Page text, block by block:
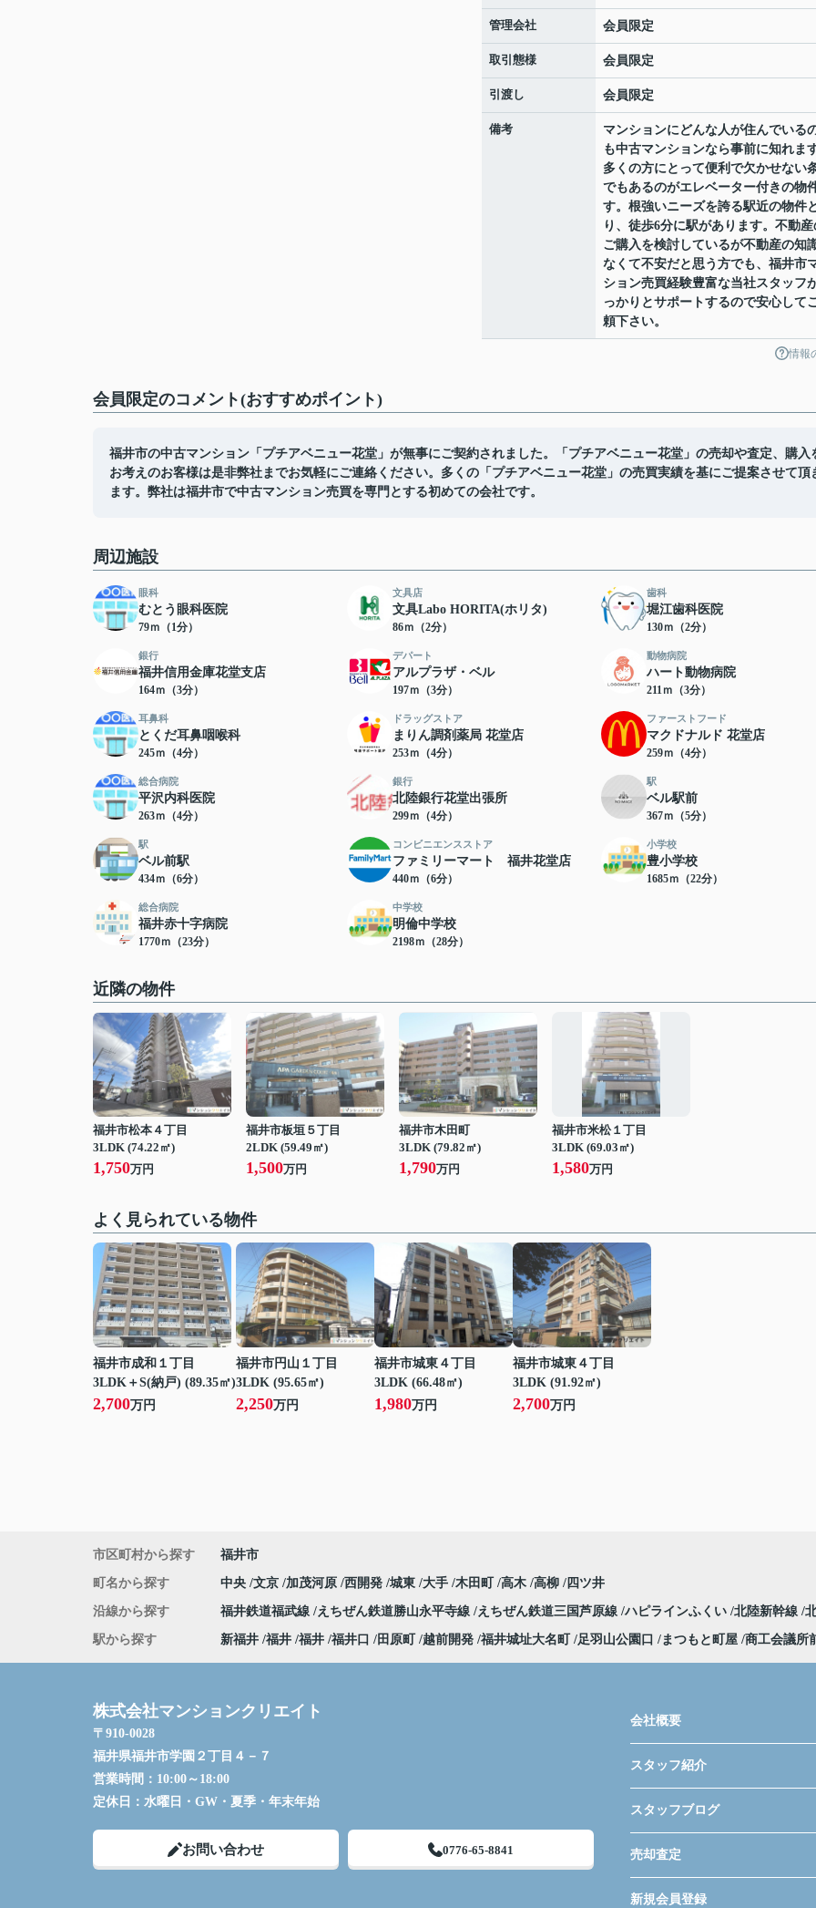
管理会社 会員限定
取引態様 会員限定
引渡し 会員限定
備考
マンションにどんな人が住んでいる
も中古マンションなら事前に知れます
多くの方にとって便利で欠かせない
でもあるのがエレベーター付きの物
す。根強いニーズを誇る駅近の物件
り、徒歩6分に駅があります。不動産
ご購入を検討しているが不動産の知
なくて不安だと思う方でも、福井市
ション売買経験豊富な当社スタッフ
っかりとサポートするので安心して
頼下さい。
情報
会員限定のコメント(おすすめポイント)
福井市の中古マンション「プチアベニュー花堂」が無事にご契約されました。「プチアベニュー花堂」の売却や査定、購入
お考えのお客様は是非弊社までお気軽にご連絡ください。多くの「プチアベニュー花堂」の売買実績を基にご提案させて頂
ます。弊社は福井市で中古マンション売買を専門とする初めての会社です。
周辺施設
眼科
むとう眼科医院
79ｍ（1分）
文具店
文具Labo HORITA(ホリタ)
86ｍ（2分）
歯科
堀江歯科医院
130ｍ（2分）
銀行
福井信用金庫花堂支店
164ｍ（3分）
デパート
アルプラザ・ベル
197ｍ（3分）
動物病院
ハート動物病院
211ｍ（3分）
耳鼻科
とくだ耳鼻咽喉科
245ｍ（4分）
ドラッグストア
まりん調剤薬局 花堂店
253ｍ（4分）
ファーストフード
マクドナルド 花堂店
259ｍ（4分）
総合病院
平沢内科医院
263ｍ（4分）
銀行
北陸銀行花堂出張所
299ｍ（4分）
駅
ベル駅前
367ｍ（5分）
駅
ベル前駅
434ｍ（6分）
コンビニエンスストア
ファミリーマート 福井花堂店
440ｍ（6分）
小学校
豊小学校
1685ｍ（22分）
総合病院
福井赤十字病院
1770ｍ（23分）
中学校
明倫中学校
2198ｍ（28分）
近隣の物件
福井市松本４丁目
3LDK (74.22㎡)
1,750万円
福井市板垣５丁目
2LDK (59.49㎡)
1,500万円
福井市木田町
3LDK (79.82㎡)
1,790万円
福井市米松１丁目
3LDK (69.03㎡)
1,580万円
よく見られている物件
福井市成和１丁目
3LDK＋S(納戸) (89.35㎡)
2,700万円
福井市円山１丁目
3LDK (95.65㎡)
2,250万円
福井市城東４丁目
3LDK (66.48㎡)
1,980万円
福井市城東４丁目
3LDK (91.92㎡)
2,700万円
市区町村から探す 福井市
町名から探す 中央 文京 加茂河原 西開発 城東 大手 木田町 高木 高柳 四ツ井
沿線から探す 福井鉄道福武線 えちぜん鉄道勝山永平寺線 えちぜん鉄道三国芦原線 ハピラインふくい 北陸新幹線
駅から探す 新福井 福井 福井 福井口 田原町 越前開発 福井城址大名町 足羽山公園口 まつもと町屋 商工会議所
株式会社マンションクリエイト
〒910-0028
福井県福井市学園２丁目４－７
営業時間： 10:00～18:00
定休日： 水曜日・GW・夏季・年末年始
お問い合わせ 0776-65-8841
会社概要
スタッフ紹介
スタッフブログ
売却査定
新規会員登録